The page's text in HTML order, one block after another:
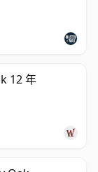
12 年